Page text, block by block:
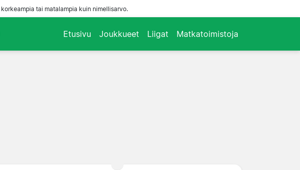
tai matalampia kuin nimellisarvo.
Etusivu Joukkueet Liigat Matkatoimistoja